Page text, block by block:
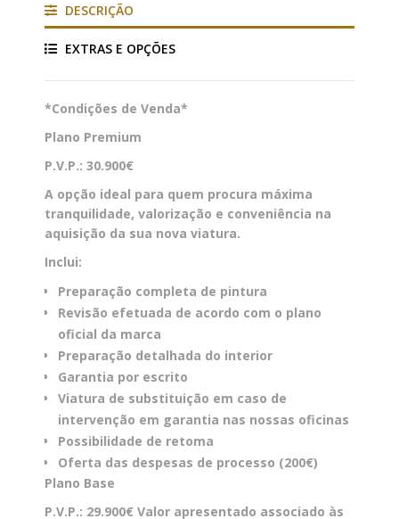
DESCRIÇÃO
EXTRAS E OPÇÕES
*Condições de Venda*
Plano Premium
P.V.P.: 30.900€
A opção ideal para quem procura máxima
tranquilidade, valorização e conveniência na
aquisição da sua nova viatura.
Inclui:
Preparação completa de pintura
Revisão efetuada de acordo com o plano
oficial da marca
Preparação detalhada do interior
Garantia por escrito
Viatura de substituição em caso de
intervenção em garantia nas nossas oficinas
Possibilidade de retoma
Oferta das despesas de processo (200€)
Plano Base
P.V.P.: 29.900€ Valor apresentado associado às